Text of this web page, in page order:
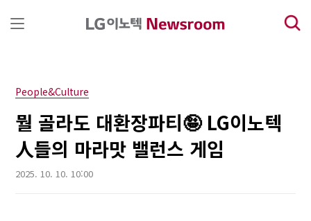
People&Culture
뭘 골라도 대환장파티🤪 LG이노텍
人들의 마라맛 밸런스 게임
2025. 10. 10. 10:00